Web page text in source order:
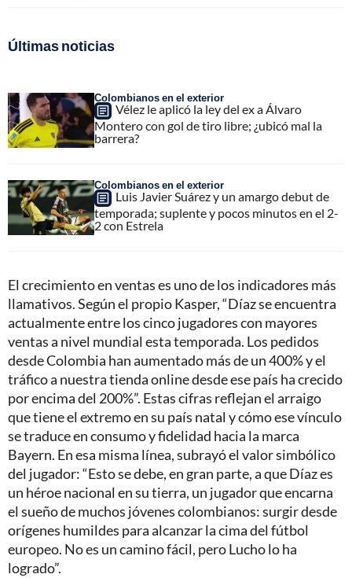
Últimas noticias
Colombianos en el exterior
Vélez le aplicó la ley del ex a Álvaro
Montero con gol de tiro libre; ¿ubicó mal la
barrera?
Colombianos en el exterior
Luis Javier Suárez y un amargo debut de
temporada; suplente y pocos minutos en el 2-
2 con Estrela
El crecimiento en ventas es uno de los indicadores más
llamativos. Según el propio Kasper, “Díaz se encuentra
actualmente entre los cinco jugadores con mayores
ventas a nivel mundial esta temporada. Los pedidos
desde Colombia han aumentado más de un 400% y el
tráfico a nuestra tienda online desde ese país ha crecido
por encima del 200%”. Estas cifras reflejan el arraigo
que tiene el extremo en su país natal y cómo ese vínculo
se traduce en consumo y fidelidad hacia la marca
Bayern. En esa misma línea, subrayó el valor simbólico
del jugador: “Esto se debe, en gran parte, a que Díaz es
un héroe nacional en su tierra, un jugador que encarna
el sueño de muchos jóvenes colombianos: surgir desde
orígenes humildes para alcanzar la cima del fútbol
europeo. No es un camino fácil, pero Lucho lo ha
logrado”.